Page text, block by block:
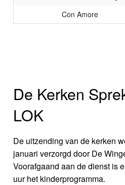
Con Amore
De Kerken
LOK
De uitzending van de kerken
januari verzorgd door De
Voorafgaand aan de dienst is
uur het kinderprogramma.